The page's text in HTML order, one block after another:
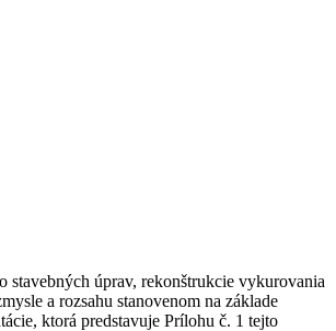
stavebných úprav, rekonštrukcie vykurovania
a rozsahu stanovenom na základe
ktorá predstavuje Prílohu č. 1 tejto